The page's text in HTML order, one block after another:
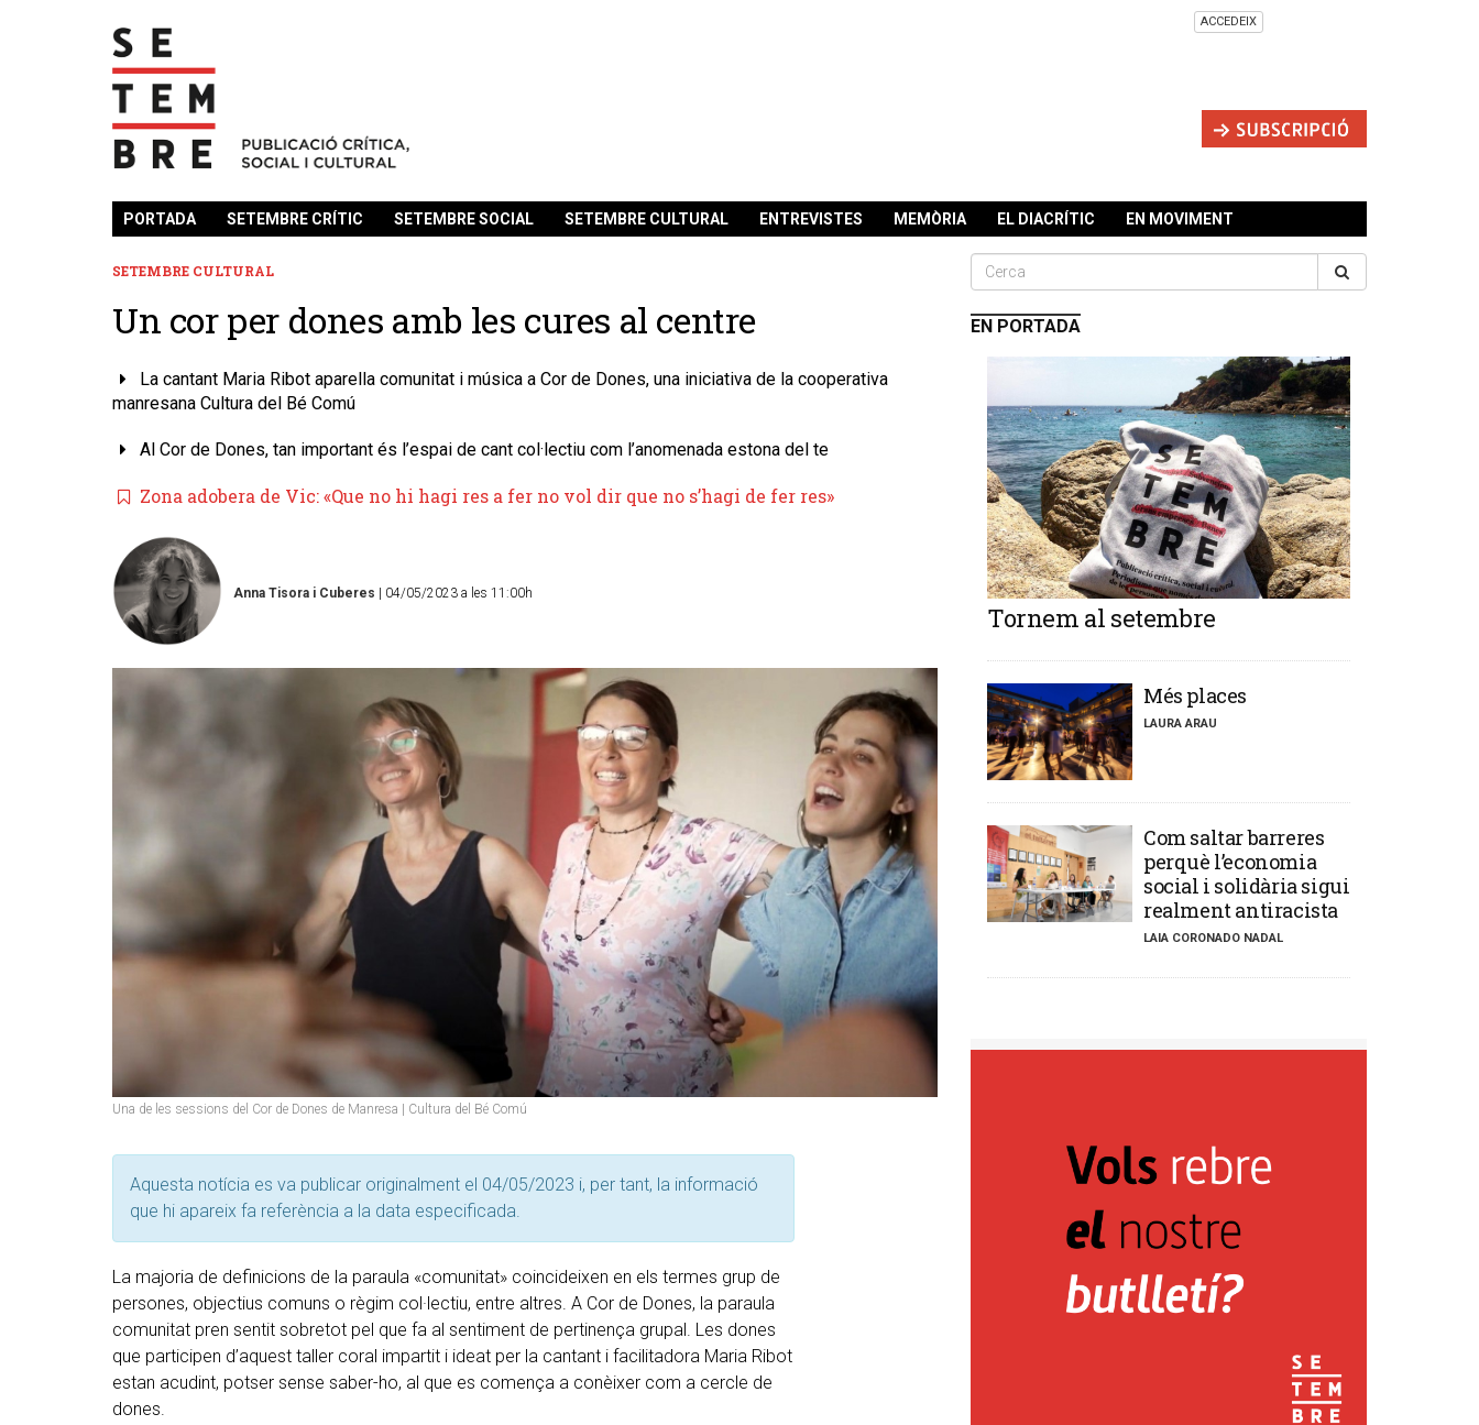
ACCEDEIX
PORTADA SETEMBRE CRÍTIC SETEMBRE SOCIAL SETEMBRE CULTURAL ENTREVISTES MEMÒRIA EL DIACRÍTIC EN MOVIMENT
SETEMBRE CULTURAL
Un cor per dones amb les cures al centre
La cantant Maria Ribot aparella comunitat i música a Cor de Dones, una iniciativa de la cooperativa
manresana Cultura del Bé Comú
Al Cor de Dones, tan important és l’espai de cant col·lectiu com l’anomenada estona del te
Zona adobera de Vic: «Que no hi hagi res a fer no vol dir que no s’hagi de fer res»
Anna Tisora i Cuberes | 04/05/2023 a les 11:00h
Una de les sessions del Cor de Dones de Manresa | Cultura del Bé Comú
Aquesta notícia es va publicar originalment el 04/05/2023 i, per tant, la informació
que hi apareix fa referència a la data especificada.
La majoria de definicions de la paraula «comunitat» coincideixen en els termes grup de
persones, objectius comuns o règim col·lectiu, entre altres. A Cor de Dones, la paraula
comunitat pren sentit sobretot pel que fa al sentiment de pertinença grupal. Les dones
que participen d’aquest taller coral impartit i ideat per la cantant i facilitadora Maria Ribot
estan acudint, potser sense saber-ho, al que es comença a conèixer com a cercle de
dones.
EN PORTADA
Tornem al setembre
​Més places
LAURA ARAU
​Com saltar barreres
perquè l’economia
social i solidària sigui
realment antiracista
LAIA CORONADO NADAL